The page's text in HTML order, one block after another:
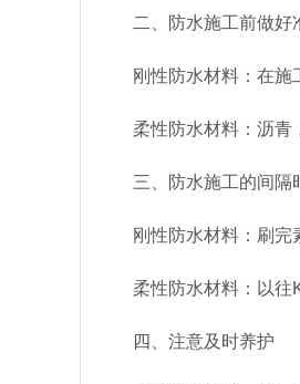
二、防水施工前做好
刚性防水材料：在施
柔性防水材料：沥青
三、防水施工的间隔
刚性防水材料：刷完
柔性防水材料：以往
四、注意及时养护